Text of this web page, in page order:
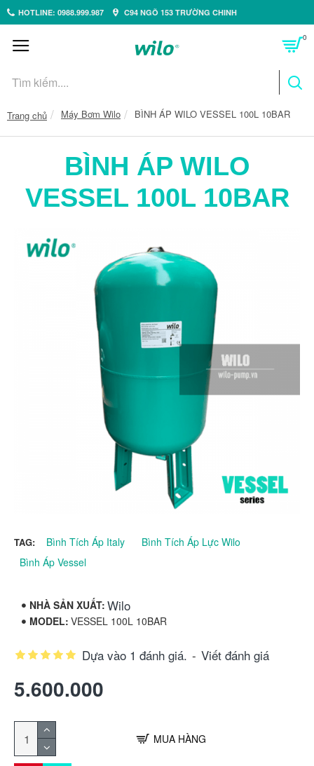
HOTLINE: 0988.999.987 C94 NGÕ 153 TRƯỜNG CHINH
0
Trang chủ Máy Bơm Wilo BÌNH ÁP WILO VESSEL 100L 10BAR
BÌNH ÁP WILO
VESSEL 100L 10BAR
TAG: Bình Tích Áp Italy
Bình Tích Áp Lực Wilo
Bình Áp Vessel
NHÀ SẢN XUẤT: Wilo
MODEL: VESSEL 100L 10BAR
Dựa vào 1 đánh giá. - Viết đánh giá
5.600.000
MUA HÀNG